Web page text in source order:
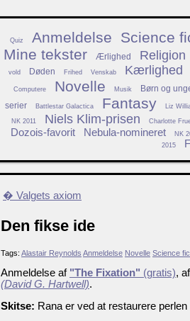
Quiz Anmeldelse
Science
Mine tekster
Ærlighed Religion
vold Døden Frihed Venskab Kærlighed
Computere Novelle Musik
Børn og
serier
Battlestar Galactica Fantasy Liz
NK 2011 Niels Klim-prisen Charlotte
Dozois-favorit Nebula-nomineret
NK
2015
� Valgets axiom
Den fikse ide
Tags: Alastair Reynolds Anmeldelse Novelle Science
Anmeldelse af "The Fixation" (gratis),
(David G. Hartwell).
Skitse: Rana er ved at restaurere